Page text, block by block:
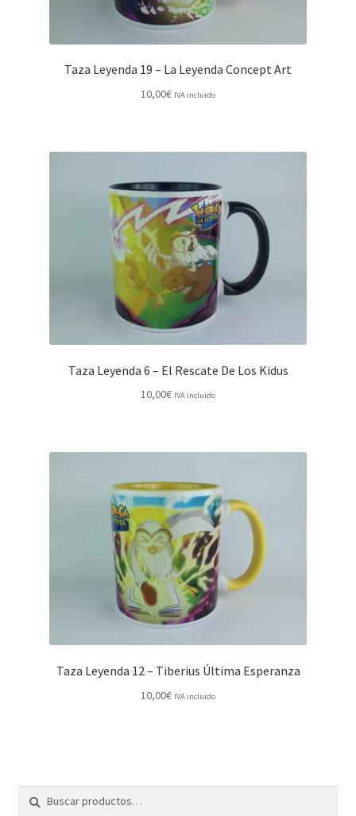
Taza Leyenda 19 – La Leyenda Concept Art
10,00€ IVA incluido
Taza Leyenda 6 – El Rescate De Los Kidus
10,00€ IVA incluido
Taza Leyenda 12 – Tiberius Última Esperanza
10,00€ IVA incluido
Buscar